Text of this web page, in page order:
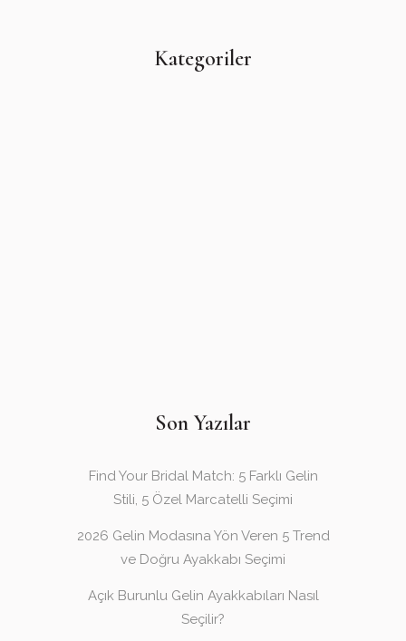
Kategoriler
Son Yazılar
Find Your Bridal Match: 5 Farklı Gelin
Stili, 5 Özel Marcatelli Seçimi
2026 Gelin Modasına Yön Veren 5 Trend
ve Doğru Ayakkabı Seçimi
Açık Burunlu Gelin Ayakkabıları Nasıl
Seçilir?